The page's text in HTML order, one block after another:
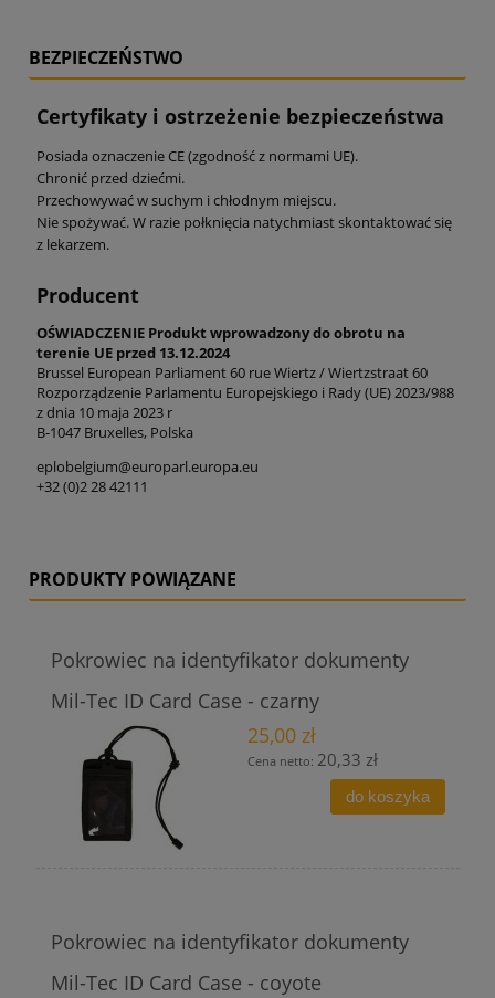
BEZPIECZEŃSTWO
Certyfikaty i ostrzeżenie bezpieczeństwa
Posiada oznaczenie CE (zgodność z normami UE).
Chronić przed dziećmi.
Przechowywać w suchym i chłodnym miejscu.
Nie spożywać. W razie połknięcia natychmiast skontaktować się
z lekarzem.
Producent
OŚWIADCZENIE Produkt wprowadzony do obrotu na
terenie UE przed 13.12.2024
Brussel European Parliament 60 rue Wiertz / Wiertzstraat 60
Rozporządzenie Parlamentu Europejskiego i Rady (UE) 2023/988
z dnia 10 maja 2023 r
B-1047 Bruxelles, Polska
eplobelgium@europarl.europa.eu
+32 (0)2 28 42111
PRODUKTY POWIĄZANE
Pokrowiec na identyfikator dokumenty
Mil-Tec ID Card Case - czarny
25,00 zł
Cena netto: 20,33 zł
do koszyka
Pokrowiec na identyfikator dokumenty
Mil-Tec ID Card Case - coyote